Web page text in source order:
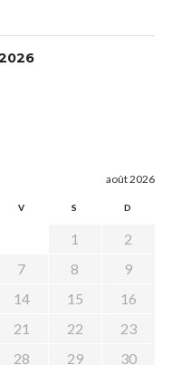
août 2026
V S D
1
2
7 8
9
14 15
16
21 22
23
28 29
30